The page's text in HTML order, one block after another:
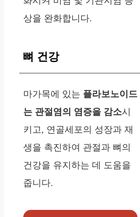
상을 완화합니다.
뼈 건강
마가목에 있는 플라보노이드
는 관절염의 염증을 감소시
키고, 연골세포의 성장과 재
생을 촉진하여 관절과 뼈의
건강을 유지하는 데 도움을
줍니다.